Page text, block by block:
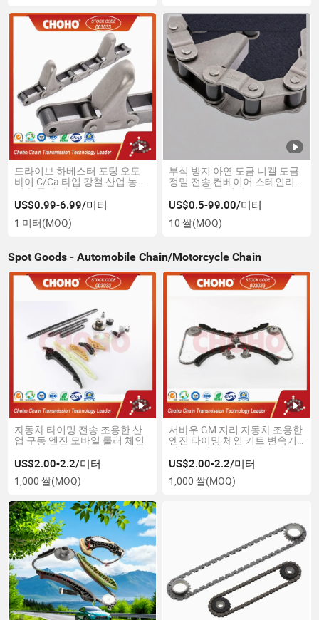
드라이브 하베스터 포팅 오토
바이 C/Ca 타입 강철 산업 농업
전송 롤러 체인
US$0.99-6.99/미터
1 미터(MOQ)
부식 방지 아연 도금 니켈 도금
정밀 전송 컨베이어 스테인리
스 스틸 롤러 체인
US$0.5-99.00/미터
10 쌀(MOQ)
Spot Goods - Automobile Chain/Motorcycle Chain
자동차 타이밍 전송 조용한 산
업 구동 엔진 모바일 롤러 체인
US$2.00-2.2/미터
1,000 쌀(MOQ)
서바우 GM 지리 자동차 조용한
엔진 타이밍 체인 키트 변속기
자동 드라이브 오토바이 자동
차 롤러 체인
US$2.00-2.2/미터
1,000 쌀(MOQ)